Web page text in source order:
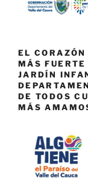
EL
MÁS FUERTE
JARDÍN
DE TODOS
MÁS